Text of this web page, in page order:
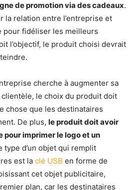
de promotion via des cadeaux.
la relation entre l’entreprise et
pour fidéliser les meilleurs
l’objectif, le produit choisi devrait
cherche à augmenter sa
clientèle, le choix du produit doit
chose que les destinataires
De plus, le produit doit avoir
pour imprimer le logo et un
type d’un objet qui remplit
est la clé USB en forme de
cet objet publicitaire,
plan, car les destinataires